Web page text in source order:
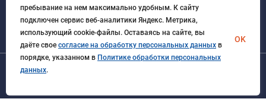
пребывание на нем максимально удобным. К cайту
подключен сервис веб-аналитики Яндекс. Метрика,
использующий cookie-файлы. Оставаясь на сайте, вы
даёте свое согласие на обработку персональных данных в
порядке, указанном в Политике обработки персональных
данных.
OK